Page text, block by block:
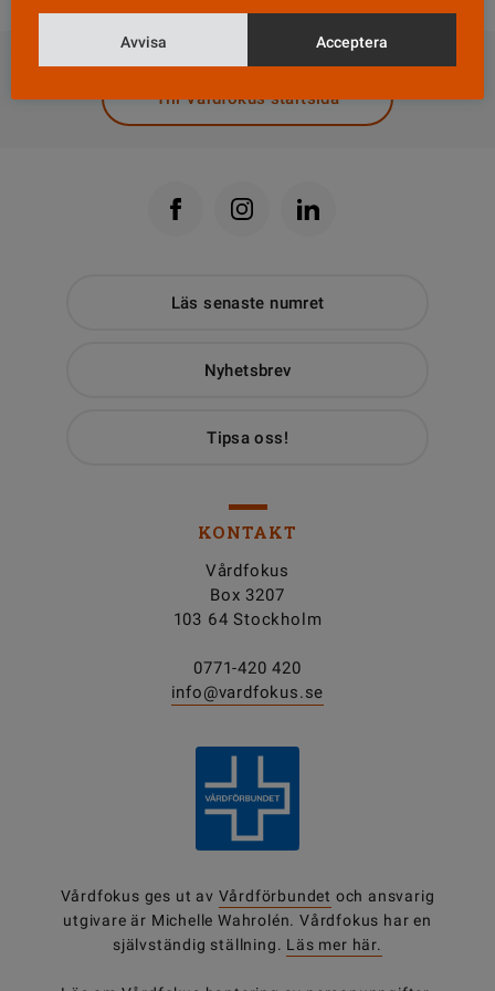
Till Vårdfokus startsida
Läs senaste numret
Nyhetsbrev
Tipsa oss!
KONTAKT
Vårdfokus
Box 3207
103 64 Stockholm
0771-420 420
info@vardfokus.se
Vårdfokus ges ut av Vårdförbundet och ansvarig
utgivare är Michelle Wahrolén. Vårdfokus har en
självständig ställning. Läs mer här.
Avvisa Acceptera